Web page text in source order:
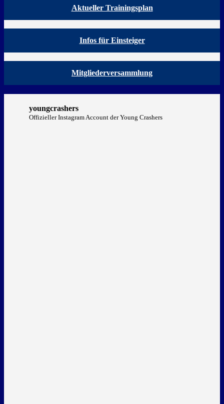
Aktueller Trainingsplan
Infos für Einsteiger
Mitgliederversammlung
youngcrashers
Offizieller Instagram Account der Young Crashers